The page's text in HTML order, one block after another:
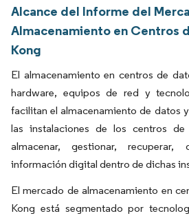
Alcance del Informe del
Almacenamiento en Centros
Kong
El almacenamiento en centros de
hardware, equipos de red y
facilitan el almacenamiento de datos
las instalaciones de los centros
almacenar, gestionar,
información digital dentro de dichas
El mercado de almacenamiento en
Kong está segmentado por